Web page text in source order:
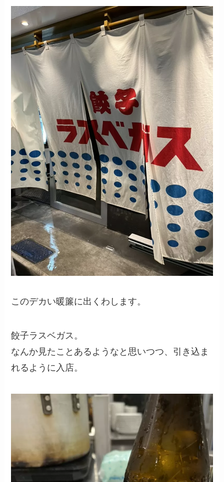
このデカい暖簾に出くわします。
餃子ラスベガス。
なんか見たことあるようなと思いつつ、引き込ま
れるように入店。